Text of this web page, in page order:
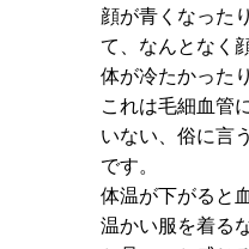
顔が青くなった
て、なんとなく
体が冷たかった
これは毛細血管
いない、俗に言
です。
体温が下がると
温かい服を着る